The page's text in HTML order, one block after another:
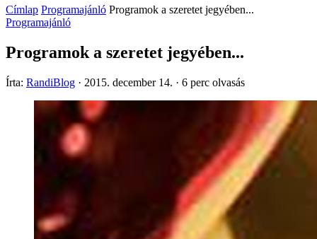
Címlap Programajánló Programok a szeretet jegyében...
Programajánló
Programok a szeretet jegyében...
Írta: RandiBlog · 2015. december 14. · 6 perc olvasás